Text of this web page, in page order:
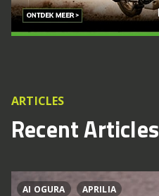
ARTICLES
Recent Articles
AI OGURA APRILIA